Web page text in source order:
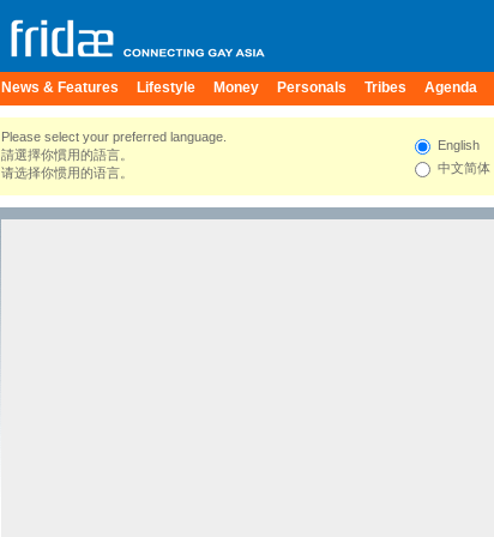
News & Features Lifestyle Money Personals Tribes Agenda
Please select your preferred language.
請選擇你慣用的語言。
请选择你惯用的语言。
English
中文简体